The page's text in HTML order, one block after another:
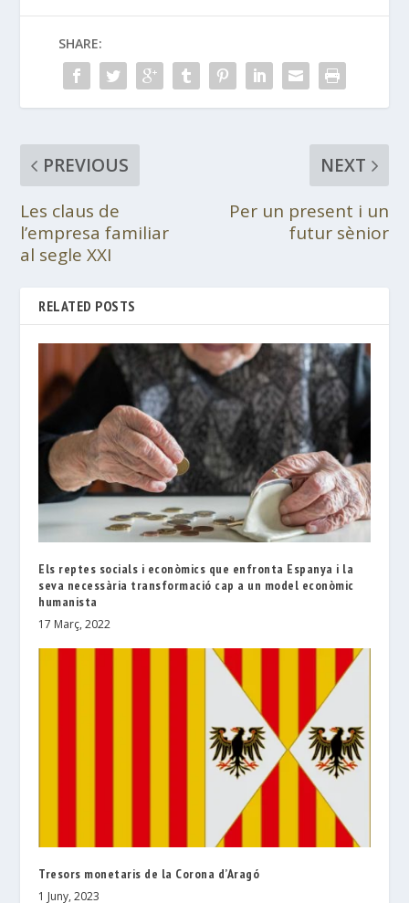
SHARE:
PREVIOUS
Les claus de
l’empresa familiar
al segle XXI
NEXT
Per un present i un
futur sènior
RELATED POSTS
Els reptes socials i econòmics que enfronta Espanya i la
seva necessària transformació cap a un model econòmic
humanista
17 Març, 2022
Tresors monetaris de la Corona d’Aragó
1 Juny, 2023